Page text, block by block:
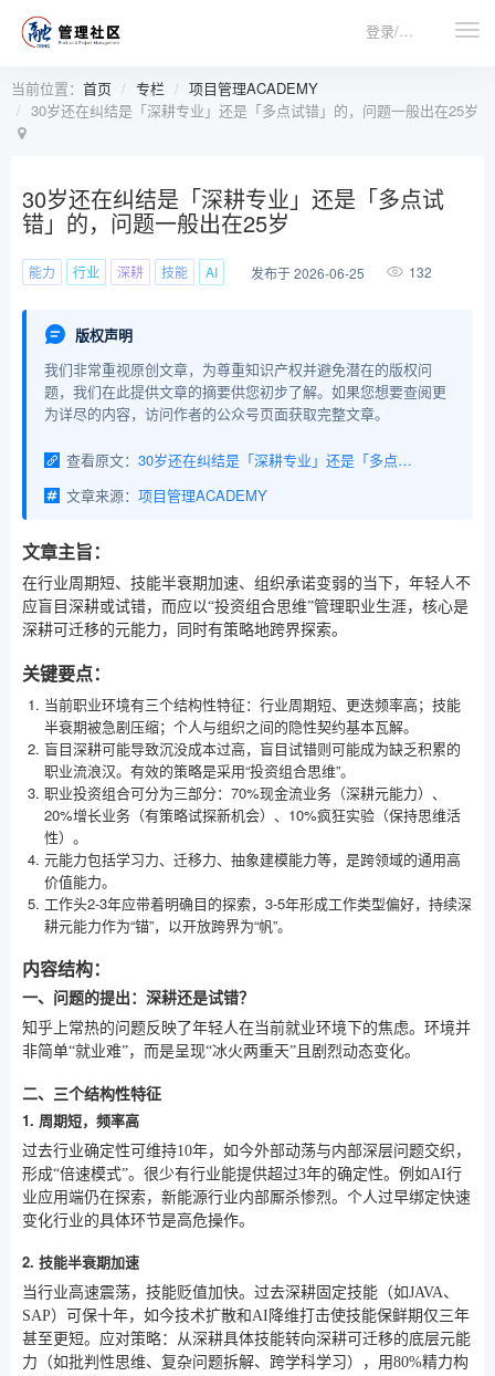
登录/注册
当前位置： 首页 专栏
项目管理ACADEMY
30岁还在纠结是「深耕专业」还是「多点试错」的，问题一般出在25岁
30岁还在纠结是「深耕专业」还是「多点试
错」的，问题一般出在25岁
能力 行业 深耕 技能 AI 发布于 2026-06-25 132
版权声明
我们非常重视原创文章，为尊重知识产权并避免潜在的版权问
题，我们在此提供文章的摘要供您初步了解。如果您想要查阅更
为详尽的内容，访问作者的公众号页面获取完整文章。
查看原文：
30岁还在纠结是「深耕专业」还是「多点试错」的，问题一般出在25岁
文章来源： 项目管理ACADEMY
文章主旨：
在行业周期短、技能半衰期加速、组织承诺变弱的当下，年轻人不
应盲目深耕或试错，而应以“投资组合思维”管理职业生涯，核心是
深耕可迁移的元能力，同时有策略地跨界探索。
关键要点：
当前职业环境有三个结构性特征：行业周期短、更迭频率高；技能
半衰期被急剧压缩；个人与组织之间的隐性契约基本瓦解。
盲目深耕可能导致沉没成本过高，盲目试错则可能成为缺乏积累的
职业流浪汉。有效的策略是采用“投资组合思维”。
职业投资组合可分为三部分：70%现金流业务（深耕元能力）、
20%增长业务（有策略试探新机会）、10%疯狂实验（保持思维活
性）。
元能力包括学习力、迁移力、抽象建模能力等，是跨领域的通用高
价值能力。
工作头2-3年应带着明确目的探索，3-5年形成工作类型偏好，持续深
耕元能力作为“锚”，以开放跨界为“帆”。
内容结构：
一、问题的提出：深耕还是试错？
知乎上常热的问题反映了年轻人在当前就业环境下的焦虑。环境并
非简单“就业难”，而是呈现“冰火两重天”且剧烈动态变化。
二、三个结构性特征
1. 周期短，频率高
过去行业确定性可维持10年，如今外部动荡与内部深层问题交织，
形成“倍速模式”。很少有行业能提供超过3年的确定性。例如AI行
业应用端仍在探索，新能源行业内部厮杀惨烈。个人过早绑定快速
变化行业的具体环节是高危操作。
2. 技能半衰期加速
当行业高速震荡，技能贬值加快。过去深耕固定技能（如JAVA、
SAP）可保十年，如今技术扩散和AI降维打击使技能保鲜期仅三年
甚至更短。应对策略：从深耕具体技能转向深耕可迁移的底层元能
力（如批判性思维、复杂问题拆解、跨学科学习），用80%精力构